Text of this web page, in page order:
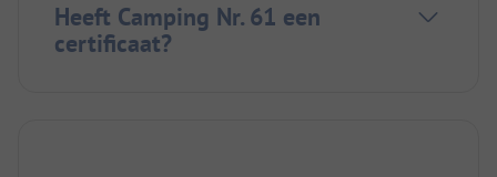
Heeft Camping Nr. 61 een
certificaat?